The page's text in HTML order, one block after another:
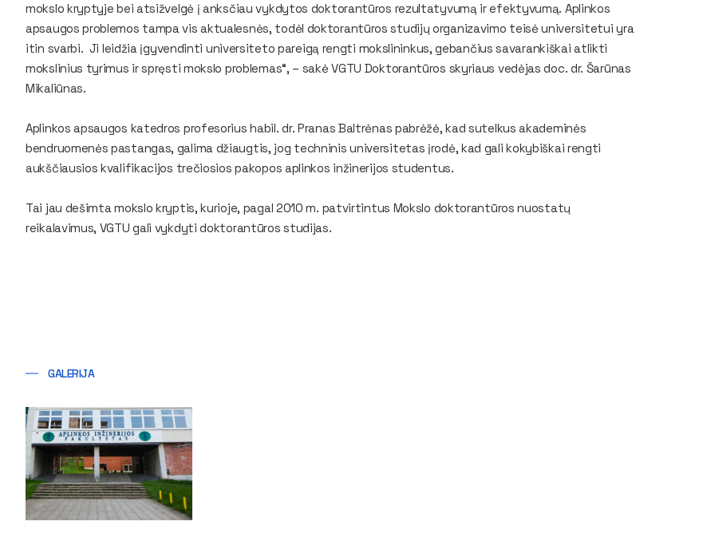
mokslo kryptyje bei atsižvelgė į anksčiau vykdytos doktorantūros rezultatyvumą ir efektyvumą. Aplinkos
apsaugos problemos tampa vis aktualesnės, todėl doktorantūros studijų organizavimo teisė universitetui yra
itin svarbi. Ji leidžia įgyvendinti universiteto pareigą rengti mokslininkus, gebančius savarankiškai atlikti
mokslinius tyrimus ir spręsti mokslo problemas“, – sakė VGTU Doktorantūros skyriaus vedėjas doc. dr. Šarūnas
Mikaliūnas.
Aplinkos apsaugos katedros profesorius habil. dr. Pranas Baltrėnas pabrėžė, kad sutelkus akademinės
bendruomenės pastangas, galima džiaugtis, jog techninis universitetas įrodė, kad gali kokybiškai rengti
aukščiausios kvalifikacijos trečiosios pakopos aplinkos inžinerijos studentus.
Tai jau dešimta mokslo kryptis, kurioje, pagal 2010 m. patvirtintus Mokslo doktorantūros nuostatų
reikalavimus, VGTU gali vykdyti doktorantūros studijas.
GALERIJA